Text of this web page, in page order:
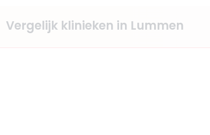
Vergelijk klinieken in Lummen